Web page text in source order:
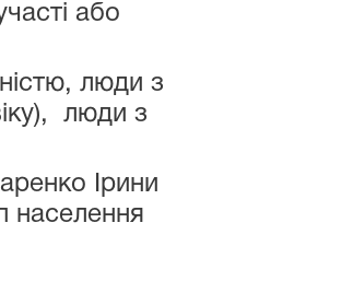
або
люди з
люди з
Ірини
населення